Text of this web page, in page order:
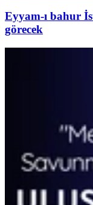
Eyyam-ı bahur
görecek